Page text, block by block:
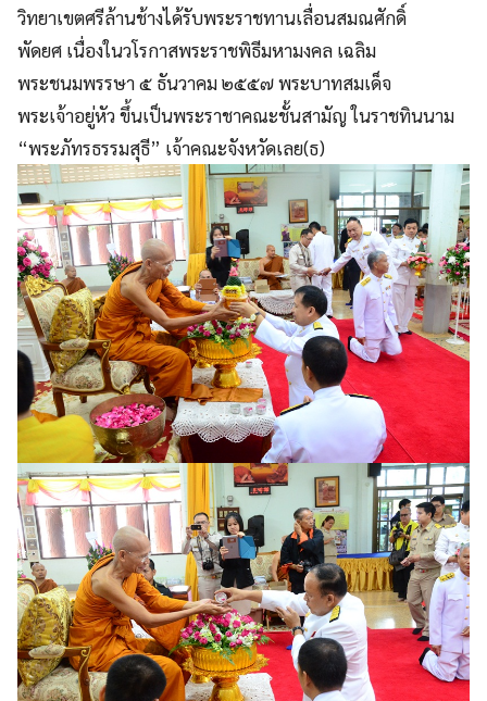
วิทยาเขตศรีล้านช้างได้รับพระราชทานเลื่อนสมณศักดิ์
พัดยศ เนื่องในวโรกาสพระราชพิธีมหามงคล เฉลิม
พระชนมพรรษา ๕ ธันวาคม ๒๕๕๗ พระบาทสมเด็จ
พระเจ้าอยู่หัว ขึ้นเป็นพระราชาคณะชั้นสามัญ ในราชทินนาม
“พระภัทรธรรมสุธี” เจ้าคณะจังหวัดเลย(ธ)